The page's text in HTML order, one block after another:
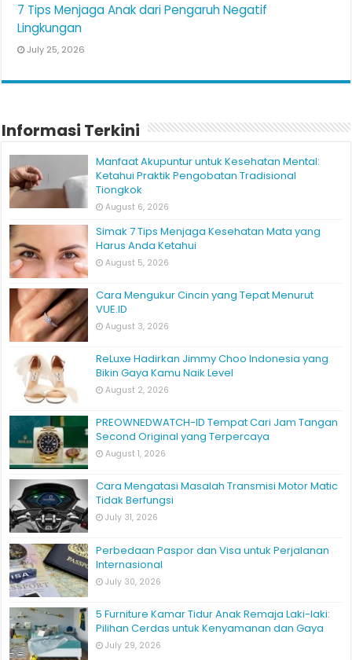
7 Tips Menjaga Anak dari Pengaruh Negatif
Lingkungan
July 25, 2026
Informasi Terkini
Manfaat Akupuntur untuk Kesehatan Mental:
Ketahui Praktik Pengobatan Tradisional
Tiongkok
August 6, 2026
Simak 7 Tips Menjaga Kesehatan Mata yang
Harus Anda Ketahui
August 5, 2026
Cara Mengukur Cincin yang Tepat Menurut
VUE.ID
August 3, 2026
ReLuxe Hadirkan Jimmy Choo Indonesia yang
Bikin Gaya Kamu Naik Level
August 2, 2026
PREOWNEDWATCH-ID Tempat Cari Jam Tangan
Second Original yang Terpercaya
August 1, 2026
Cara Mengatasi Masalah Transmisi Motor Matic
Tidak Berfungsi
July 31, 2026
Perbedaan Paspor dan Visa untuk Perjalanan
Internasional
July 30, 2026
5 Furniture Kamar Tidur Anak Remaja Laki-laki:
Pilihan Cerdas untuk Kenyamanan dan Gaya
July 29, 2026